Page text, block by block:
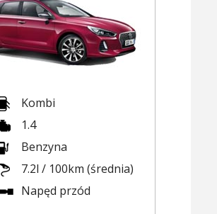
Kombi
1.4
Benzyna
7.2l / 100km (średnia)
Napęd przód